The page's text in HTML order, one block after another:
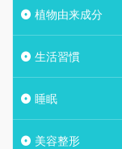
植物由来成分
生活習慣
睡眠
美容整形